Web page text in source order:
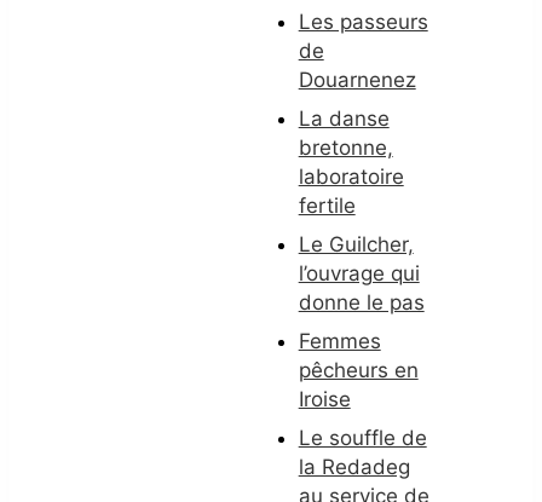
Les passeurs
de
Douarnenez
La danse
bretonne,
laboratoire
fertile
Le Guilcher,
l’ouvrage qui
donne le pas
Femmes
pêcheurs en
Iroise
Le souffle de
la Redadeg
au service de